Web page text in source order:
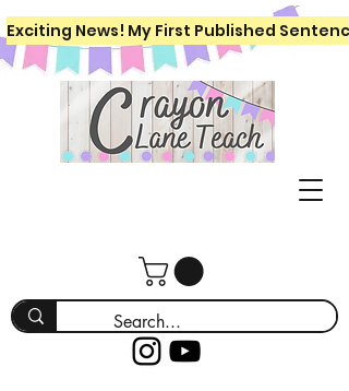
Exciting News! My First Published